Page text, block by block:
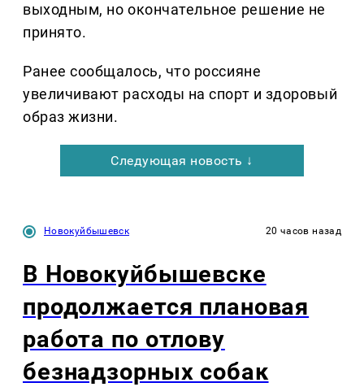
выходным, но окончательное решение не
принято.
Ранее сообщалось, что россияне
увеличивают расходы на спорт и здоровый
образ жизни.
Следующая новость ↓
Новокуйбышевск 20 часов назад
В Новокуйбышевске
продолжается плановая
работа по отлову
безнадзорных собак